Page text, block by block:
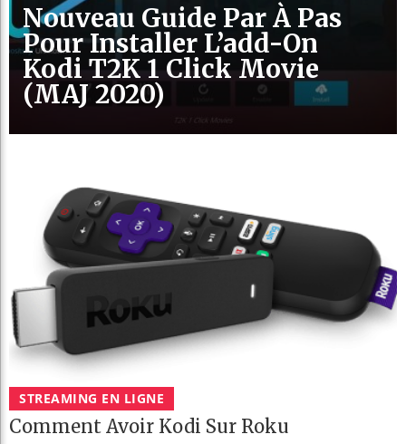
Nouveau Guide Par À Pas
Pour Installer L’add-On
Kodi T2K 1 Click Movie
(MAJ 2020)
STREAMING EN LIGNE
Comment Avoir Kodi Sur Roku